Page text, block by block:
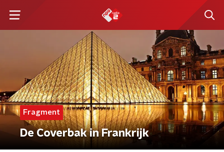
Fragment
De Coverbak in Frankrijk